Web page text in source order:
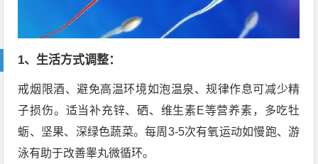
1、生活方式调整：
戒烟限酒、避免高温环境如泡温泉、规律作息可减少精
子损伤。适当补充锌、硒、维生素E等营养素，多吃牡
蛎、坚果、深绿色蔬菜。每周3-5次有氧运动如慢跑、游
泳有助于改善睾丸微循环。